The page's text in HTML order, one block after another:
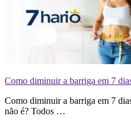
Como diminuir a barriga em 7
Como diminuir a barriga em 7
não é? Todos …